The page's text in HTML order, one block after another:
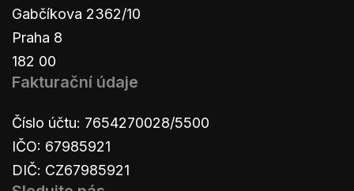
Gabčíkova 2362/10
Praha 8
182 00
Fakturační údaje
Číslo účtu: 7654270028/5500
IČO: 67985921
DIČ: CZ67985921